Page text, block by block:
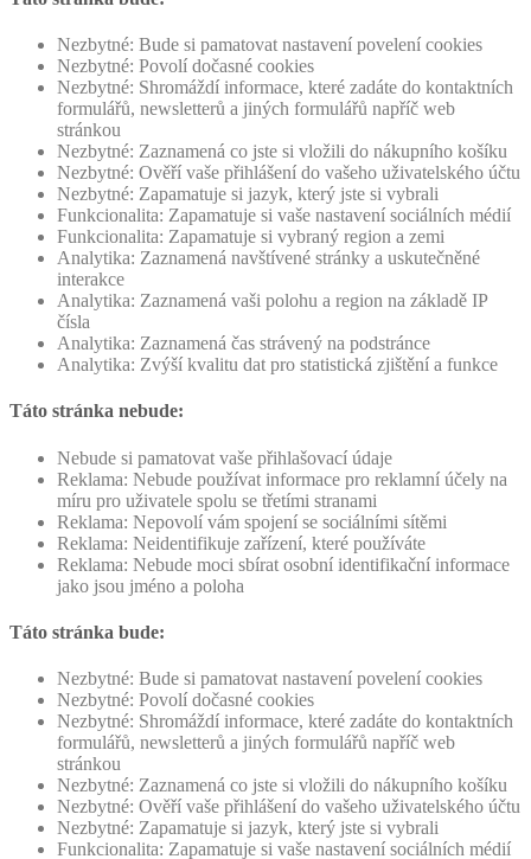
Nezbytné: Bude si pamatovat nastavení povelení cookies
Nezbytné: Povolí dočasné cookies
Nezbytné: Shromáždí informace, které zadáte do kontaktních
formulářů, newsletterů a jiných formulářů napříč web
stránkou
Nezbytné: Zaznamená co jste si vložili do nákupního košíku
Nezbytné: Ověří vaše přihlášení do vašeho uživatelského účtu
Nezbytné: Zapamatuje si jazyk, který jste si vybrali
Funkcionalita: Zapamatuje si vaše nastavení sociálních médií
Funkcionalita: Zapamatuje si vybraný region a zemi
Analytika: Zaznamená navštívené stránky a uskutečněné
interakce
Analytika: Zaznamená vaši polohu a region na základě IP
čísla
Analytika: Zaznamená čas strávený na podstránce
Analytika: Zvýší kvalitu dat pro statistická zjištění a funkce
Táto stránka nebude:
Nebude si pamatovat vaše přihlašovací údaje
Reklama: Nebude používat informace pro reklamní účely na
míru pro uživatele spolu se třetími stranami
Reklama: Nepovolí vám spojení se sociálními sítěmi
Reklama: Neidentifikuje zařízení, které používáte
Reklama: Nebude moci sbírat osobní identifikační informace
jako jsou jméno a poloha
Táto stránka bude:
Nezbytné: Bude si pamatovat nastavení povelení cookies
Nezbytné: Povolí dočasné cookies
Nezbytné: Shromáždí informace, které zadáte do kontaktních
formulářů, newsletterů a jiných formulářů napříč web
stránkou
Nezbytné: Zaznamená co jste si vložili do nákupního košíku
Nezbytné: Ověří vaše přihlášení do vašeho uživatelského účtu
Nezbytné: Zapamatuje si jazyk, který jste si vybrali
Funkcionalita: Zapamatuje si vaše nastavení sociálních médií